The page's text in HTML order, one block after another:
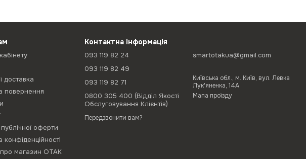
доставка
повернення
оферти
конфіденційності
про магазин ОТАК
Контактна інформація
093 119 82 24
093 119 82 49
093 119 82 71
0800 305 400 (Відділ Якості
Обслуговування Клієнтів)
Передзвонити вам?
smartotakua@gmail.com
Київська обл., м. Київ, вул. Левка
Лук'яненка, 14А
Мапа проїзду